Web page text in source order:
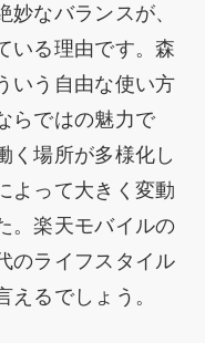
なバランスが、
いる理由です。森
いう自由な使い方
らではの魅力で
く場所が多様化し
よって大きく変動
。楽天モバイルの
のライフスタイル
るでしょう。​​​​​​​​​